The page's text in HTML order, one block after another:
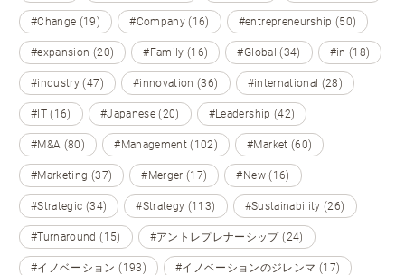
#Change (19) #Company (16) #entrepreneurship (50)
#expansion (20) #Family (16) #Global (34) #in (18)
#industry (47) #innovation (36) #international (28)
#IT (16) #Japanese (20) #Leadership (42)
#M&A (80) #Management (102) #Market (60)
#Marketing (37) #Merger (17) #New (16)
#Strategic (34) #Strategy (113) #Sustainability (26)
#Turnaround (15) #アントレプレナーシップ (24)
#イノベーション (193) #イノベーションのジレンマ (17)